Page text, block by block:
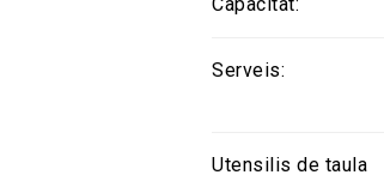
Serveis
Utensilis de taula